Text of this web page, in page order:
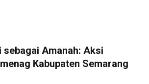
sebagai Amanah: Aksi
Kabupaten Semarang